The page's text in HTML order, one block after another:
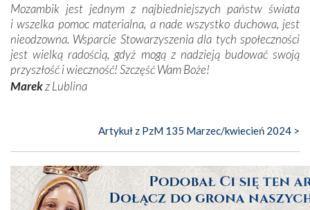
Mozambik jest jednym z najbiedniejszych państw świata
i wszelka pomoc materialna, a nade wszystko duchowa, jest
nieodzowna. Wsparcie Stowarzyszenia dla tych społeczności
jest wielką radością, gdyż mogą z nadzieją budować swoją
przyszłość i wieczność! Szczęść Wam Boże!
Marekz Lublina
Artykuł z PzM 135 Marzec/kwiecień 2024 >